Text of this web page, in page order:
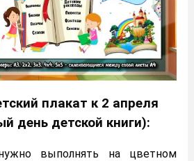
плакат к 2 апреля
день детской книги):
выполнять на цветном